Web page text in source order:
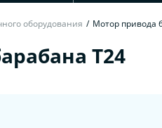
оборудования / Мотор привода
T24